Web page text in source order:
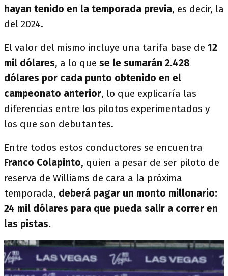
hayan tenido en la temporada previa, es decir, la
del 2024.
El valor del mismo incluye una tarifa base de 12
mil dólares, a lo que se le sumarán 2.428
dólares por cada punto obtenido en el
campeonato anterior, lo que explicaría las
diferencias entre los pilotos experimentados y
los que son debutantes.
Entre todos estos conductores se encuentra
Franco Colapinto, quien a pesar de ser piloto de
reserva de Williams de cara a la próxima
temporada, deberá pagar un monto millonario:
24 mil dólares para que pueda salir a correr en
las pistas.